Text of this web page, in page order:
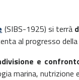
(SIBS-1925) si terrà
al progresso della
e
marina,